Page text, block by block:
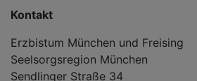
Kontakt
Erzbistum München und Freising
Seelsorgsregion München
Sendlinger Straße 34